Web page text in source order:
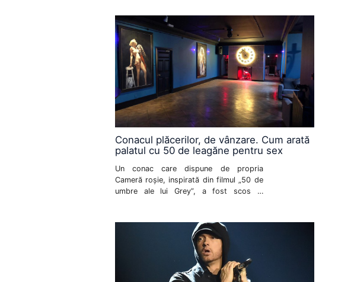
Conacul plăcerilor, de vânzare. Cum arată
palatul cu 50 de leagăne pentru sex
Un conac care dispune de propria
Cameră roșie, inspirată din filmul „50 de
umbre ale lui Grey”, a fost scos la
milioane de lire sterline.